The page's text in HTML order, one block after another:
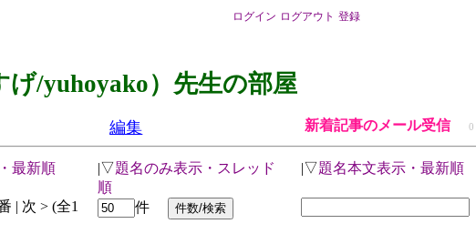
ログイン ログアウト 登録
げ/yuhoyako）先生の部屋
編集 新着記事のメール受信 0
最新順 |▽題名のみ表示・スレッド
順
|▽題名本文表示・最新順
| 次 > (全1
件